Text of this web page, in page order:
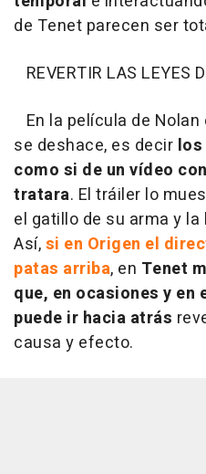
de Tenet parecen ser
REVERTIR LAS LEYES
En la película de
se deshace, es decir los
como si de un vídeo
tratara. El tráiler lo
el gatillo de su arma y
Así,si en Origen el
patas arriba, en Tenet
que, en ocasiones y
puede ir hacia atrás
causa y efecto.